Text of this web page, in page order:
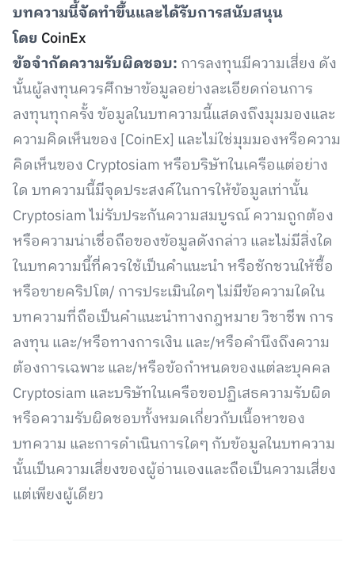
บทความนี้จัดทำขึ้นและได้รับการสนับสนุน
โดย CoinEx
ข้อจำกัดความรับผิดชอบ: การลงทุนมีความเสี่ยง ดัง
นั้นผู้ลงทุนควรศึกษาข้อมูลอย่างละเอียดก่อนการ
ลงทุนทุกครั้ง ข้อมูลในบทความนี้แสดงถึงมุมมองและ
ความคิดเห็นของ [CoinEx] และไม่ใช่มุมมองหรือความ
คิดเห็นของ Cryptosiam หรือบริษัทในเครือแต่อย่าง
ใด บทความนี้มีจุดประสงค์ในการให้ข้อมูลเท่านั้น
Cryptosiam ไม่รับประกันความสมบูรณ์ ความถูกต้อง
หรือความน่าเชื่อถือของข้อมูลดังกล่าว และไม่มีสิ่งใด
ในบทความนี้ที่ควรใช้เป็นคำแนะนำ หรือชักชวนให้ซื้อ
หรือขายคริปโต/ การประเมินใดๆ ไม่มีข้อความใดใน
บทความที่ถือเป็นคำแนะนำทางกฎหมาย วิชาชีพ การ
ลงทุน และ/หรือทางการเงิน และ/หรือคำนึงถึงความ
ต้องการเฉพาะ และ/หรือข้อกำหนดของแต่ละบุคคล
Cryptosiam และบริษัทในเครือขอปฏิเสธความรับผิด
หรือความรับผิดชอบทั้งหมดเกี่ยวกับเนื้อหาของ
บทความ และการดำเนินการใดๆ กับข้อมูลในบทความ
นั้นเป็นความเสี่ยงของผู้อ่านเองและถือเป็นความเสี่ยง
แต่เพียงผู้เดียว